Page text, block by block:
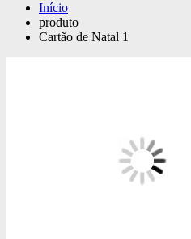
Início
produto
Cartão de Natal 1